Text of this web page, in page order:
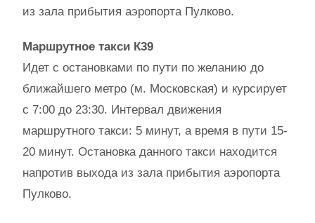
из зала прибытия аэропорта Пулково.
Маршрутное такси К39
Идет с остановками по пути по желанию до
ближайшего метро (м. Московская) и курсирует
с 7:00 до 23:30. Интервал движения
маршрутного такси: 5 минут, а время в пути 15-
20 минут. Остановка данного такси находится
напротив выхода из зала прибытия аэропорта
Пулково.